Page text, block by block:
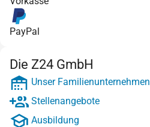
PayPal
Die Z24 GmbH
Unser Familienunternehmen
Stellenangebote
Ausbildung